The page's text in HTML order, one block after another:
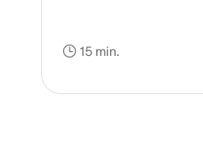
vous savez que vous
15 min.